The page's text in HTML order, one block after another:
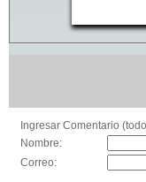
Ingresar Comentario
Nombre:
Correo: